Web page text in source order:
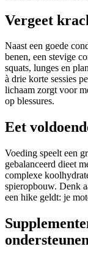
Vergeet
Naast een goede
benen, een stevige
squats, lunges en
à drie korte sessies
lichaam zorgt voor
op blessures.
Eet
Voeding speelt een
gebalanceerd dieet
complexe
spieropbouw. Denk
een hike geldt: je
ondersteunen